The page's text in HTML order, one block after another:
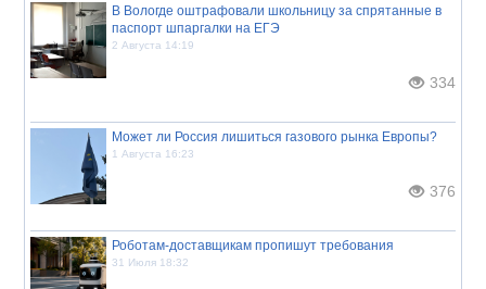
В Вологде оштрафовали школьницу за спрятанные в
паспорт шпаргалки на ЕГЭ
2 Августа 14:19
334
Может ли Россия лишиться газового рынка Европы?
1 Августа 16:23
376
Роботам-доставщикам пропишут требования
31 Июля 18:32